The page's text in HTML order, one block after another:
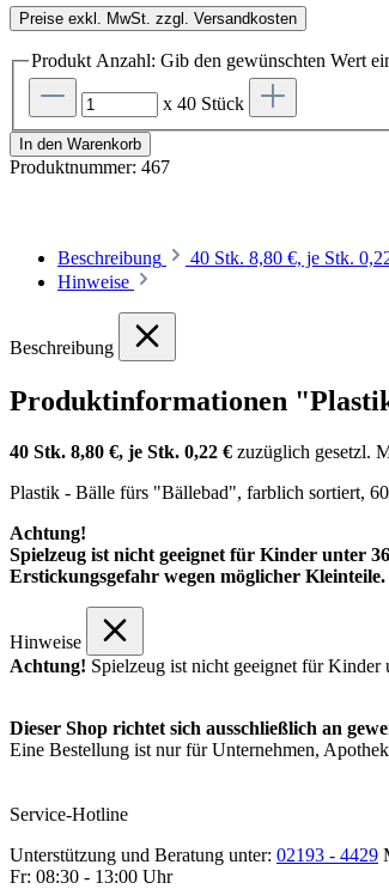
Preise exkl. MwSt. zzgl. Versandkosten
Produkt Anzahl: Gib den gewünschten Wert
x 40 Stück
In den Warenkorb
Produktnummer: 467
Beschreibung 40 Stk. 8,80 €, je Stk.
Hinweise
Beschreibung
Produktinformationen
40 Stk. 8,80 €, je Stk. 0,22 € zuzüglich gesetzl.
Plastik - Bälle fürs "Bällebad", farblich sortiert,
Achtung!
Spielzeug ist nicht geeignet für Kinder unter
Erstickungsgefahr wegen möglicher Kleinteile.
Hinweise
Achtung! Spielzeug ist nicht geeignet für
Dieser Shop richtet sich ausschließlich an
Eine Bestellung ist nur für Unternehmen,
Service-Hotline
Unterstützung und Beratung unter: 02193 - 4429
Fr: 08:30 - 13:00 Uhr